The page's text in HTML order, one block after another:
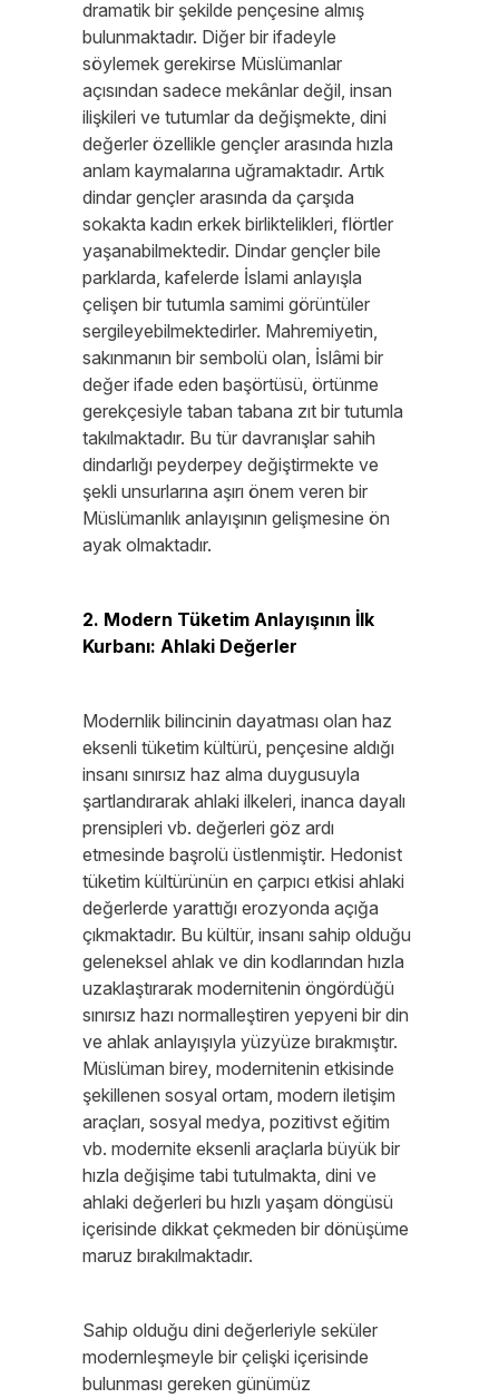
dramatik bir şekilde pençesine almış
bulunmaktadır. Diğer bir ifadeyle
söylemek gerekirse Müslümanlar
açısından sadece mekânlar değil, insan
ilişkileri ve tutumlar da değişmekte, dini
değerler özellikle gençler arasında hızla
anlam kaymalarına uğramaktadır. Artık
dindar gençler arasında da çarşıda
sokakta kadın erkek birliktelikleri, flörtler
yaşanabilmektedir. Dindar gençler bile
parklarda, kafelerde İslami anlayışla
çelişen bir tutumla samimi görüntüler
sergileyebilmektedirler. Mahremiyetin,
sakınmanın bir sembolü olan, İslâmi bir
değer ifade eden başörtüsü, örtünme
gerekçesiyle taban tabana zıt bir tutumla
takılmaktadır. Bu tür davranışlar sahih
dindarlığı peyderpey değiştirmekte ve
şekli unsurlarına aşırı önem veren bir
Müslümanlık anlayışının gelişmesine ön
ayak olmaktadır.
2. Modern Tüketim Anlayışının İlk
Kurbanı: Ahlaki Değerler
Modernlik bilincinin dayatması olan haz
eksenli tüketim kültürü, pençesine aldığı
insanı sınırsız haz alma duygusuyla
şartlandırarak ahlaki ilkeleri, inanca dayalı
prensipleri vb. değerleri göz ardı
etmesinde başrolü üstlenmiştir. Hedonist
tüketim kültürünün en çarpıcı etkisi ahlaki
değerlerde yarattığı erozyonda açığa
çıkmaktadır. Bu kültür, insanı sahip olduğu
geleneksel ahlak ve din kodlarından hızla
uzaklaştırarak modernitenin öngördüğü
sınırsız hazı normalleştiren yepyeni bir din
ve ahlak anlayışıyla yüzyüze bırakmıştır.
Müslüman birey, modernitenin etkisinde
şekillenen sosyal ortam, modern iletişim
araçları, sosyal medya, pozitivst eğitim
vb. modernite eksenli araçlarla büyük bir
hızla değişime tabi tutulmakta, dini ve
ahlaki değerleri bu hızlı yaşam döngüsü
içerisinde dikkat çekmeden bir dönüşüme
maruz bırakılmaktadır.
Sahip olduğu dini değerleriyle seküler
modernleşmeyle bir çelişki içerisinde
bulunması gereken günümüz